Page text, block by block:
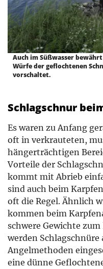
Auch im Süßwasser
Würfe der geflochtenen
vorschaltet.
Schlagschnur
Es waren zu Anfang
oft in verkrauteten,
hängerträchtigen
Vorteile der
kommt mit Abrieb
sind auch beim
oft die Regel. Ähnlich
kommen beim
schwere Gewichte
werden Schlagschnüre
Angelmethoden
eine dünne